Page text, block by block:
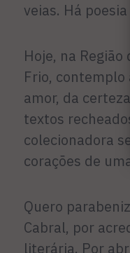
veias. Há
Hoje, na Região
Frio, contemplo
amor, da
textos
colecionadora
corações de
Quero
Cabral, por
literária. Por